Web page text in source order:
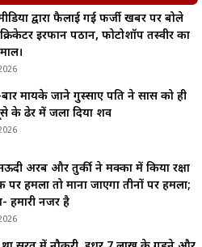
द्वारा फैलाई गई फर्जी खबर पर बोले
इरफान पठान, फोटोशॉप तस्वीर का
मायके जाने गुस्साए पति ने सास को ही
के ढेर में जला दिया शव
अरब और तुर्की ने मक्का में किया रक्षा
हमला तो माना जाएगा तीनों पर हमला;
हमारी नजर है